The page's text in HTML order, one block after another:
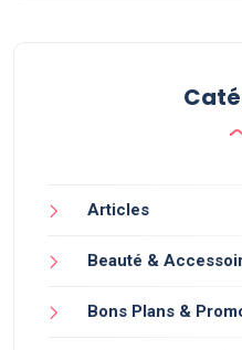
Articles
Beauté &
Bons Plans &